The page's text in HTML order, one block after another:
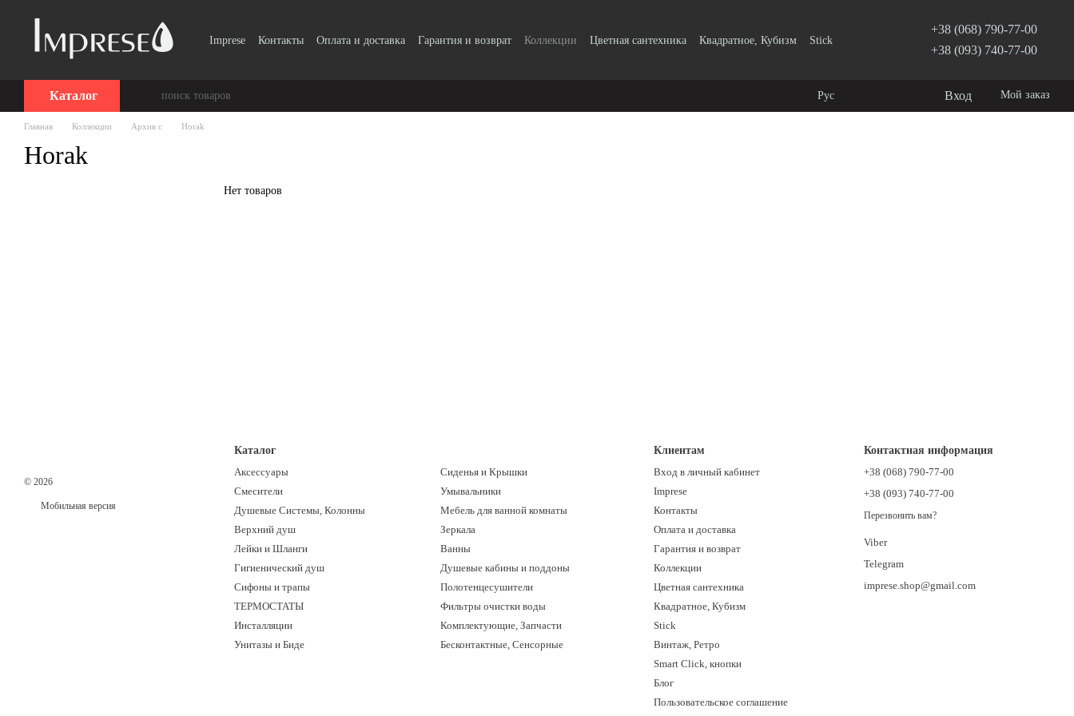
Imprese Контакты Оплата и доставка Гарантия и возврат Коллекции Цветная сантехника Квадратное, Кубизм
Stick
+38 (068) 790-77-00
+38 (093) 740-77-00
Каталог Рус Вход Мой заказ
Главная Коллекции Архив c Horak
Horak
Нет товаров
© 2026
Мобильная версия
Каталог
Аксессуары
Смесители
Душевые Системы, Колонны
Верхний душ
Лейки и Шланги
Гигиенический душ
Сифоны и трапы
ТЕРМОСТАТЫ
Инсталляции
Унитазы и Биде
Сиденья и Крышки
Умывальники
Мебель для ванной комнаты
Зеркала
Ванны
Душевые кабины и поддоны
Полотенцесушители
Фильтры очистки воды
Комплектующие, Запчасти
Бесконтактные, Сенсорные
Клиентам
Вход в личный кабинет
Imprese
Контакты
Оплата и доставка
Гарантия и возврат
Коллекции
Цветная сантехника
Квадратное, Кубизм
Stick
Винтаж, Ретро
Smart Click, кнопки
Блог
Пользовательское соглашение
Контактная информация
+38 (068) 790-77-00
+38 (093) 740-77-00
Перезвонить вам?
Viber
Telegram
imprese.shop@gmail.com